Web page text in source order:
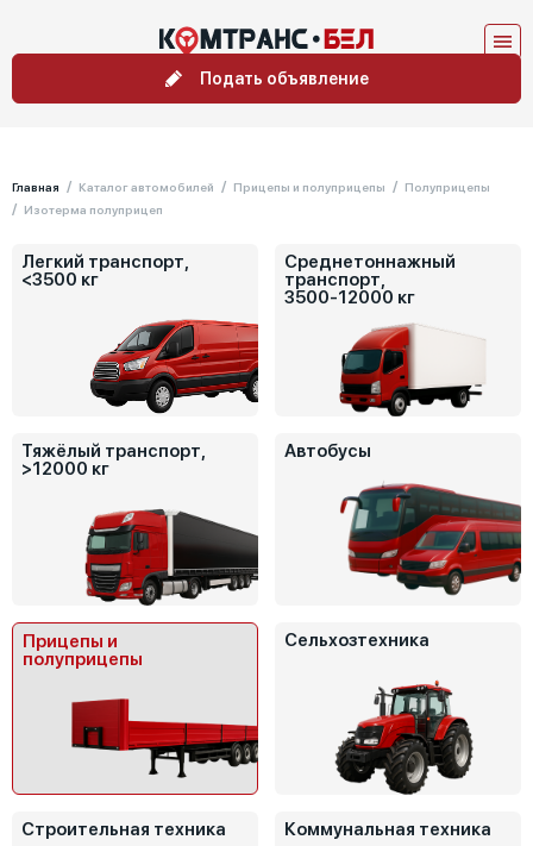
Подать объявление
Главная Каталог автомобилей Прицепы и полуприцепы
Полуприцепы
Изотерма полуприцеп
Легкий транспорт,
<3500 кг
Среднетоннажный
транспорт,
3500-12000 кг
Тяжёлый транспорт,
>12000 кг
Автобусы
Прицепы и
полуприцепы
Сельхозтехника
Строительная техника Коммунальная техника